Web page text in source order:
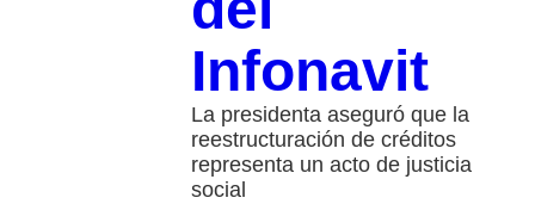
Infonavit
La presidenta aseguró que la
reestructuración de créditos
representa un acto de justicia
social